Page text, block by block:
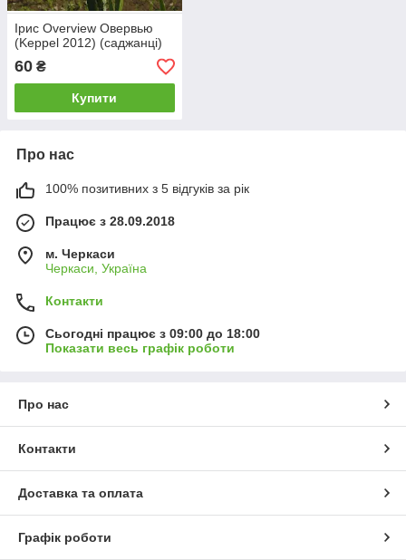
Ірис Overview Овервью
(Keppel 2012) (саджанці)
60 ₴
Купити
Про нас
100% позитивних з 5 відгуків за рік
Працює з 28.09.2018
м. Черкаси
Черкаси, Україна
Контакти
Сьогодні працює з 09:00 до 18:00
Показати весь графік роботи
Про нас
Контакти
Доставка та оплата
Графік роботи